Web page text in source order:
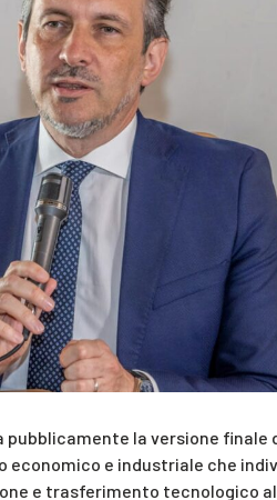
la versione finale
economico e industriale che
e trasferimento tecnologico